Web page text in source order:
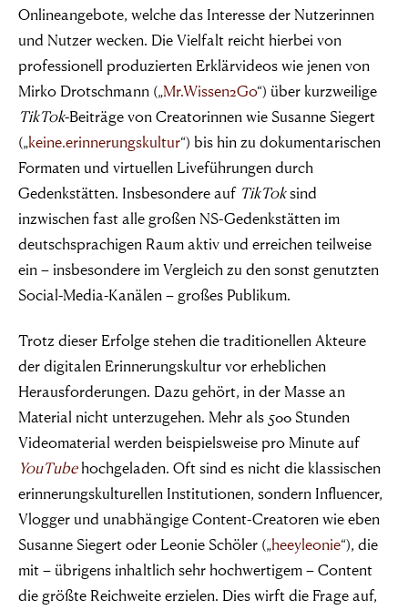
Onlineangebote, welche das Interesse der Nutzerinnen
und Nutzer wecken. Die Vielfalt reicht hierbei von
professionell produzierten Erklärvideos wie jenen von
Mirko Drotschmann („Mr.Wissen2Go“) über kurzweilige
TikTok-Beiträge von Creatorinnen wie Susanne Siegert
(„keine.erinnerungskultur“) bis hin zu dokumentarischen
Formaten und virtuellen Liveführungen durch
Gedenkstätten. Insbesondere auf TikToksind
inzwischen fast alle großen NS-Gedenkstätten im
deutschsprachigen Raum aktiv und erreichen teilweise
ein – insbesondere im Vergleich zu den sonst genutzten
Social-Media-Kanälen – großes Publikum.
Trotz dieser Erfolge stehen die traditionellen Akteure
der digitalen Erinnerungskultur vor erheblichen
Herausforderungen. Dazu gehört, in der Masse an
Material nicht unterzugehen. Mehr als 500 Stunden
Videomaterial werden beispielsweise pro Minute auf
YouTubehochgeladen. Oft sind es nicht die klassischen
erinnerungskulturellen Institutionen, sondern Influencer,
Vlogger und unabhängige Content-Creatoren wie eben
Susanne Siegert oder Leonie Schöler („heeyleonie“), die
mit – übrigens inhaltlich sehr hochwertigem – Content
die größte Reichweite erzielen. Dies wirft die Frage auf,